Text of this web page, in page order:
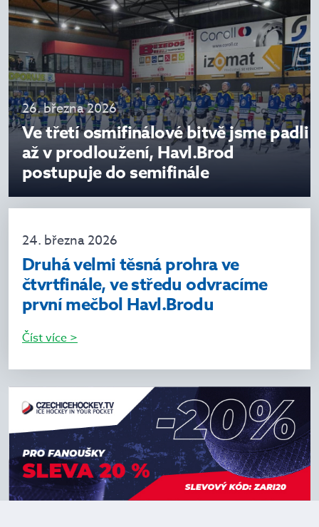
26. března 2026
Ve třetí osmifinálové bitvě jsme padli
až v prodloužení, Havl.Brod
postupuje do semifinále
24. března 2026
Druhá velmi těsná prohra ve
čtvrtfinále, ve středu odvracíme
první mečbol Havl.Brodu
Číst více >